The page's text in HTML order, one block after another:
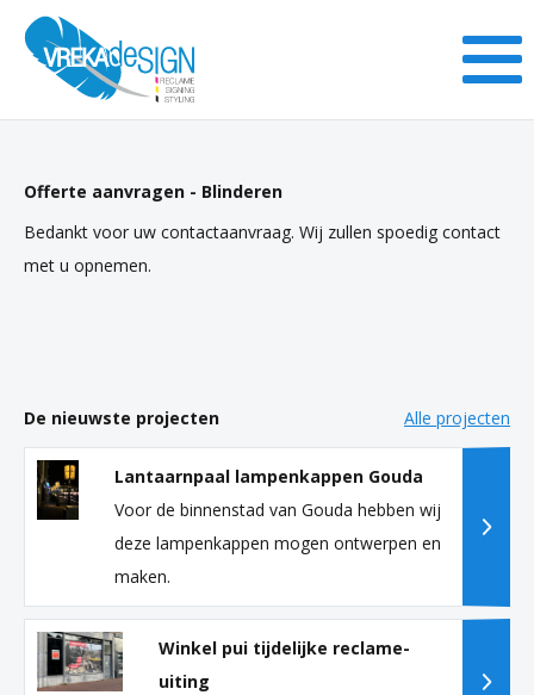
Offerte aanvragen - Blinderen
Bedankt voor uw contactaanvraag. Wij zullen spoedig contact
met u opnemen.
De nieuwste projecten Alle projecten
Lantaarnpaal lampenkappen Gouda
Voor de binnenstad van Gouda hebben wij
deze lampenkappen mogen ontwerpen en
maken.
Winkel pui tijdelijke reclame-
uiting